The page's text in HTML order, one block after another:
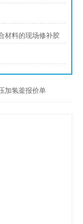
材料的现场修补胶
加氢釜报价单